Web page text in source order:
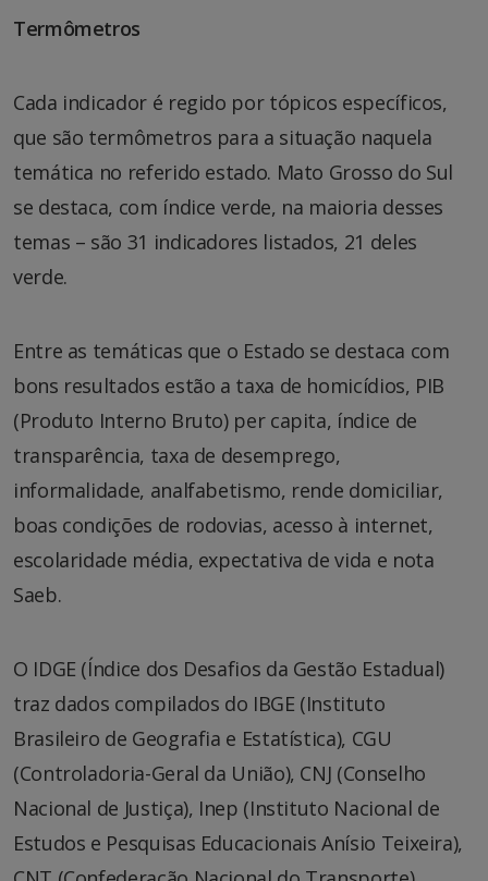
Termômetros
Cada indicador é regido por tópicos específicos,
que são termômetros para a situação naquela
temática no referido estado. Mato Grosso do Sul
se destaca, com índice verde, na maioria desses
temas – são 31 indicadores listados, 21 deles
verde.
Entre as temáticas que o Estado se destaca com
bons resultados estão a taxa de homicídios, PIB
(Produto Interno Bruto) per capita, índice de
transparência, taxa de desemprego,
informalidade, analfabetismo, rende domiciliar,
boas condições de rodovias, acesso à internet,
escolaridade média, expectativa de vida e nota
Saeb.
O IDGE (Índice dos Desafios da Gestão Estadual)
traz dados compilados do IBGE (Instituto
Brasileiro de Geografia e Estatística), CGU
(Controladoria-Geral da União), CNJ (Conselho
Nacional de Justiça), Inep (Instituto Nacional de
Estudos e Pesquisas Educacionais Anísio Teixeira),